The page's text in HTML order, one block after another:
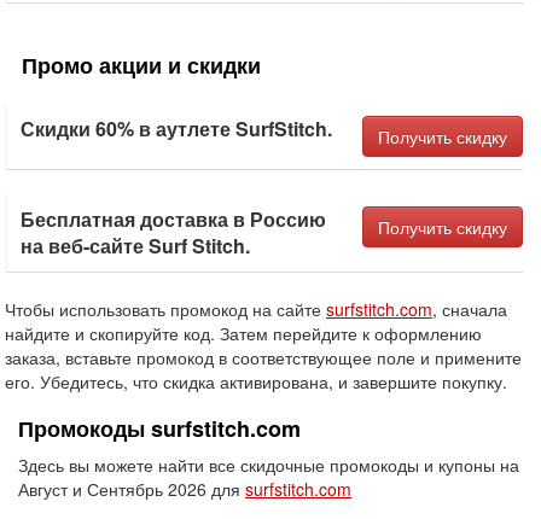
Промо акции и скидки
Скидки 60% в аутлете SurfStitch. Получить скидку
Бесплатная доставка в Россию
на веб-сайте Surf Stitch.
Получить скидку
Чтобы использовать промокод на сайте surfstitch.com, сначала
найдите и скопируйте код. Затем перейдите к оформлению
заказа, вставьте промокод в соответствующее поле и примените
его. Убедитесь, что скидка активирована, и завершите покупку.
Промокоды surfstitch.com
Здесь вы можете найти все скидочные промокоды и купоны на
Август и Сентябрь 2026 для surfstitch.com